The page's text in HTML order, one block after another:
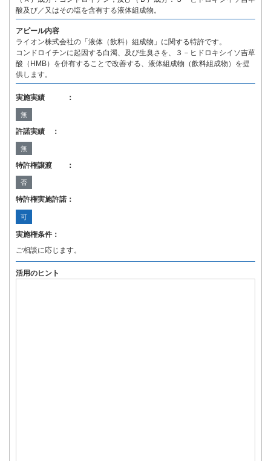
酸及び／又はその塩を含有する液体組成物。
アピール内容
ライオン株式会社の「液体（飲料）組成物」に関する特許です。
コンドロイチンに起因する白濁、及び生臭さを、３－ヒドロキシイソ吉草
酸（HMB）を併有することで改善する、液体組成物（飲料組成物）を提
供します。
実施実績 ：
無
許諾実績 ：
無
特許権譲渡 ：
否
特許権実施許諾：
可
実施権条件：
ご相談に応じます。
活用のヒント